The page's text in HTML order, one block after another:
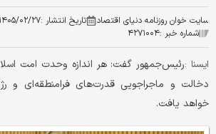
سایت خوان روزنامه دنیای اقتصاد تاریخ انتشار :۱۴۰۵/۰۲/۲۷ ۱۷:۵۹
شماره خبر :۴۲۷۱۰۰۴
ایسنا :​رئیس‌جمهور گفت: هر اندازه وحدت امت
دخالت و ماجراجویی قدرت‌های فرامنطقه‌ای و
خواهد یافت.